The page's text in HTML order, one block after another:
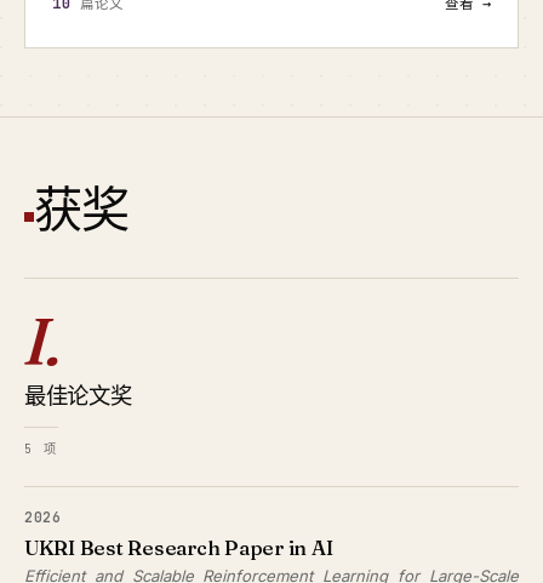
获奖
I.
最佳论文奖
5 项
2026
UKRI Best Research Paper in AI
Efficient and Scalable Reinforcement Learning for Large-Scale